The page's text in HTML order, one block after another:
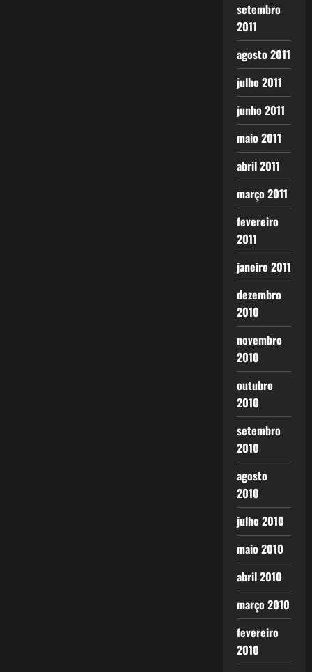
setembro
2011
agosto 2011
julho 2011
junho 2011
maio 2011
abril 2011
março 2011
fevereiro
2011
janeiro 2011
dezembro
2010
novembro
2010
outubro
2010
setembro
2010
agosto
2010
julho 2010
maio 2010
abril 2010
março 2010
fevereiro
2010